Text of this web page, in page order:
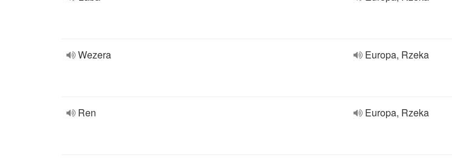
Wezera Europa, Rzeka
Ren Europa, Rzeka